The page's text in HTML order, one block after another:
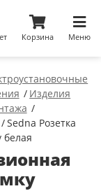
Корзина Меню
Изделия
Sedna Розетка
белая